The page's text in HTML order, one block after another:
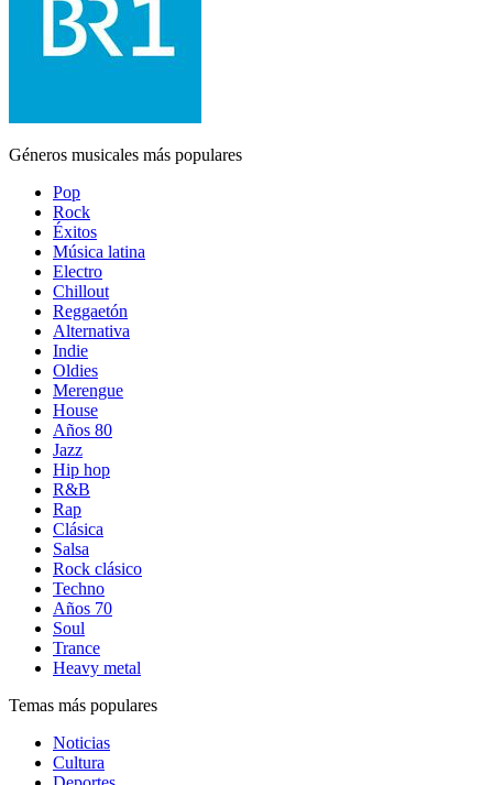
Géneros musicales más populares
Pop
Rock
Éxitos
Música latina
Electro
Chillout
Reggaetón
Alternativa
Indie
Oldies
Merengue
House
Años 80
Jazz
Hip hop
R&B
Rap
Clásica
Salsa
Rock clásico
Techno
Años 70
Soul
Trance
Heavy metal
Temas más populares
Noticias
Cultura